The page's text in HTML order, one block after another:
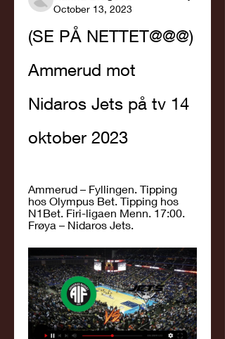
October 13, 2023
(SE PÅ NETTET@@@)
Ammerud mot
Nidaros Jets på tv 14
oktober 2023
Ammerud – Fyllingen. Tipping
hos Olympus Bet. Tipping hos
N1Bet. Firi-ligaen Menn. 17:00.
Frøya – Nidaros Jets.